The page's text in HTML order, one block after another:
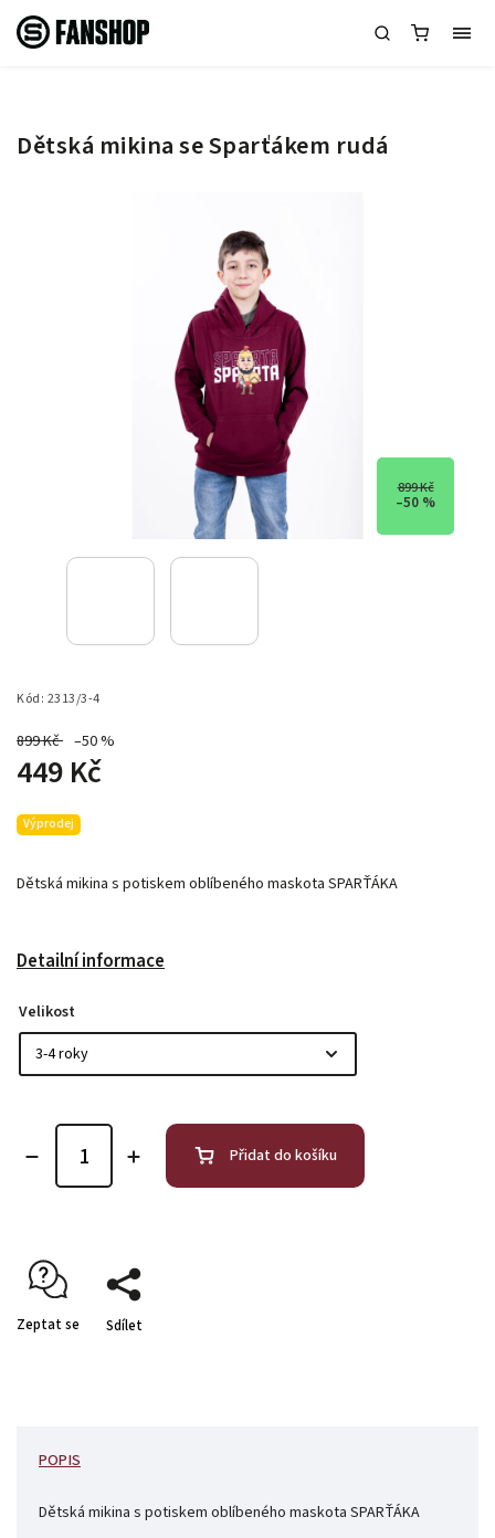
Dětská mikina se Sparťákem rudá
899 Kč
–50 %
Kód: 2313/3-4
899 Kč –50 %
449 Kč
Dětská mikina s potiskem oblíbeného maskota SPARŤÁKA
Detailní informace
Výprodej
Velikost
Přidat do košíku
Zeptat se Sdílet
POPIS
Dětská mikina s potiskem oblíbeného maskota SPARŤÁKA